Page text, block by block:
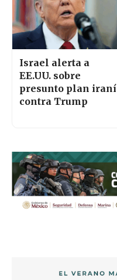
Israel alerta a
EE.UU. sobre
presunto plan iraní
contra Trump